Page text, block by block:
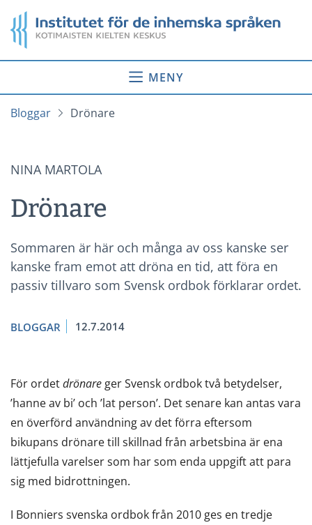
till
innehåll
Startsida
MENY
Bloggar Drönare
NINA MARTOLA
Drönare
Sommaren är här och många av oss kanske ser
kanske fram emot att dröna en tid, att föra en
passiv tillvaro som Svensk ordbok förklarar ordet.
BLOGGAR 12.7.2014
För ordetdrönare ger Svensk ordbok två betydelser,
’hanne av bi’ och ’lat person’. Det senare kan antas vara
en överförd användning av det förra eftersom
bikupans drönare till skillnad från arbetsbina är ena
lättjefulla varelser som har som enda uppgift att para
sig med bidrottningen.
I Bonniers svenska ordbok från 2010 ges en tredje